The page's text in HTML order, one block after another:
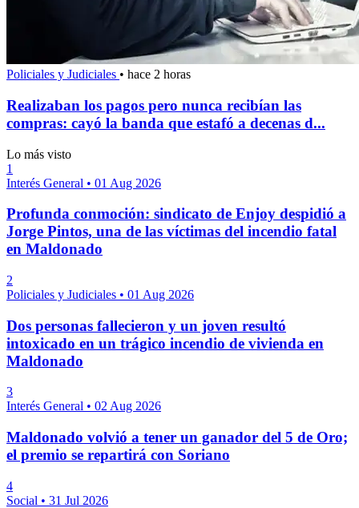
Policiales y Judiciales • hace 2 horas
Realizaban los pagos pero nunca recibían las
compras: cayó la banda que estafó a decenas d...
Lo más visto
1
Interés General • 01 Aug 2026
Profunda conmoción: sindicato de Enjoy despidió a
Jorge Pintos, una de las víctimas del incendio fatal
en Maldonado
2
Policiales y Judiciales • 01 Aug 2026
Dos personas fallecieron y un joven resultó
intoxicado en un trágico incendio de vivienda en
Maldonado
3
Interés General • 02 Aug 2026
Maldonado volvió a tener un ganador del 5 de Oro;
el premio se repartirá con Soriano
4
Social • 31 Jul 2026